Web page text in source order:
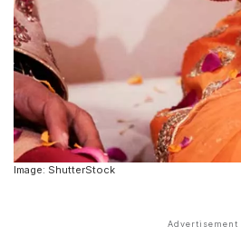
Image: ShutterStock